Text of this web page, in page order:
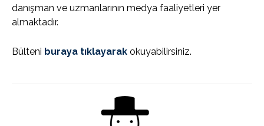
danışman ve uzmanlarının medya faaliyetleri yer
almaktadır.
Bülteni buraya tıklayarak okuyabilirsiniz.